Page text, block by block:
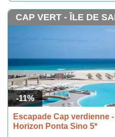
-11%
CAP VERT - ÎLE DE
Escapade Cap verdienne
Horizon Ponta Sino 5*